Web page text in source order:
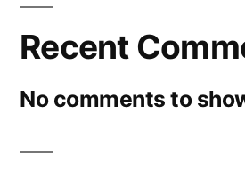
Recent
No comments to